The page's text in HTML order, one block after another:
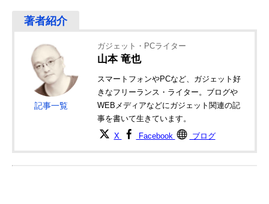
記事一覧
ガジェット・PCライター
山本 竜也
スマートフォンやPCなど、ガジェット好
きなフリーランス・ライター。ブログや
WEBメディアなどにガジェット関連の記
事を書いて生きています。
X Facebook ブログ